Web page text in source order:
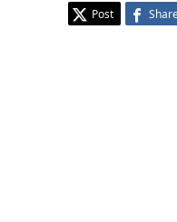
Post